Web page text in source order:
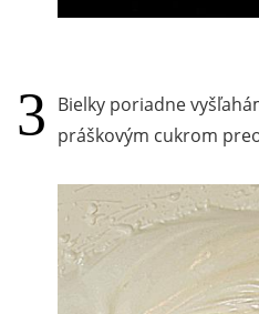
Bielky poriadne
práškovým cukrom